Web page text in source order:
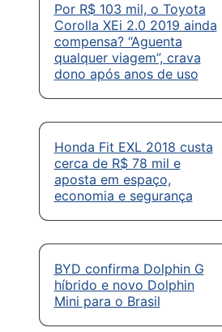
Por R$ 103 mil, o Toyota
Corolla XEi 2.0 2019 ainda
compensa? “Aguenta
qualquer viagem”, crava
dono após anos de uso
Honda Fit EXL 2018 custa
cerca de R$ 78 mil e
aposta em espaço,
economia e segurança
BYD confirma Dolphin G
híbrido e novo Dolphin
Mini para o Brasil